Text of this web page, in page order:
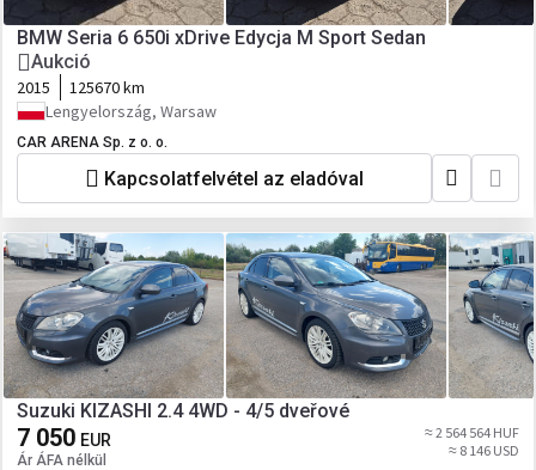
BMW Seria 6 650i xDrive Edycja M Sport Sedan
Aukció
2015
125670 km
Lengyelország, Warsaw
CAR ARENA Sp. z o. o.
Kapcsolatfelvétel az eladóval
Suzuki KIZASHI 2.4 4WD - 4/5 dveřové
7 050 EUR
Ár ÁFA nélkül
≈ 2 564 564 HUF
≈ 8 146 USD